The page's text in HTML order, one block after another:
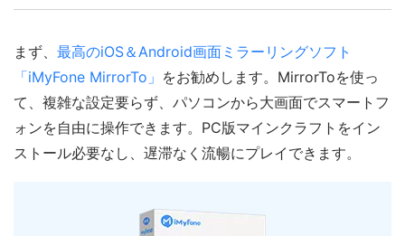
まず、 最高のiOS＆Android画面ミラーリングソフト
「iMyFone MirrorTo」 をお勧めします。MirrorToを使っ
て、複雑な設定要らず、パソコンから大画面でスマートフ
ォンを自由に操作できます。PC版マインクラフトをイン
ストール必要なし、遅滞なく流暢にプレイできます。